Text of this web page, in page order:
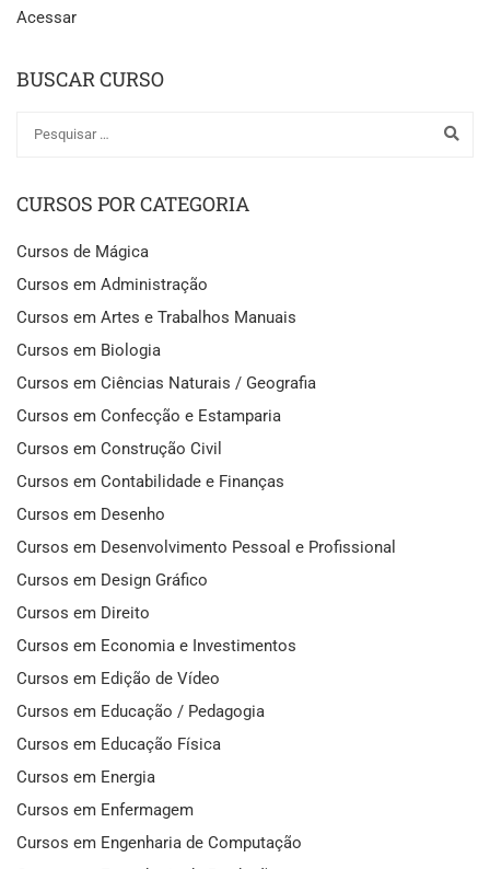
Acessar
BUSCAR CURSO
CURSOS POR CATEGORIA
Cursos de Mágica
Cursos em Administração
Cursos em Artes e Trabalhos Manuais
Cursos em Biologia
Cursos em Ciências Naturais / Geografia
Cursos em Confecção e Estamparia
Cursos em Construção Civil
Cursos em Contabilidade e Finanças
Cursos em Desenho
Cursos em Desenvolvimento Pessoal e Profissional
Cursos em Design Gráfico
Cursos em Direito
Cursos em Economia e Investimentos
Cursos em Edição de Vídeo
Cursos em Educação / Pedagogia
Cursos em Educação Física
Cursos em Energia
Cursos em Enfermagem
Cursos em Engenharia de Computação